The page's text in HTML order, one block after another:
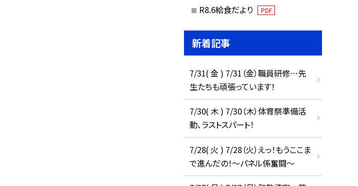
R8.6給食だより PDF
新着記事
7/31( 金 ) 7/31（金）職員研修…先
生たちも頑張っています！
7/30( 木 ) 7/30（木）体育祭準備活
動、ラストスパート！
7/28( 火 ) 7/28（火）えっ！もうここま
で進んだの！～パネル係奮闘～